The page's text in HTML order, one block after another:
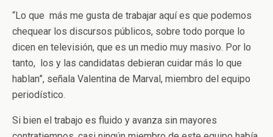
“Lo que más me gusta de trabajar aquí es que podemos
chequear los discursos públicos, sobre todo porque lo
dicen en televisión, que es un medio muy masivo. Por lo
tanto, los y las candidatas debieran cuidar más lo que
hablan”, señala Valentina de Marval, miembro del equipo
periodístico.
Si bien el trabajo es fluido y avanza sin mayores